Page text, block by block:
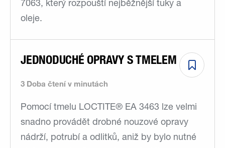
7063, který rozpouští nejběžnější tuky a
oleje.
3 Doba čtení v minutách
JEDNODUCHÉ OPRAVY S TMELEM
Pomocí tmelu LOCTITE® EA 3463 lze velmi
snadno provádět drobné nouzové opravy
nádrží, potrubí a odlitků, aniž by bylo nutné